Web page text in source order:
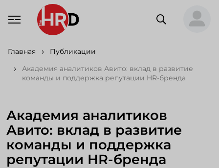
Главная
Публикации
Академия аналитиков Авито: вклад в развитие
команды и поддержка репутации HR-бренда
Академия аналитиков
Авито: вклад в развитие
команды и поддержка
репутации HR-бренда